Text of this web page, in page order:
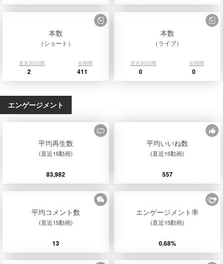
本数
（ショート）
直近30日間 全期間
2 411
本数
（ライブ）
直近30日間 全期間
0 0
エンゲージメント
平均再生数
(直近15動画)
83,982
平均いいね数
(直近15動画)
557
平均コメント数
(直近15動画)
13
エンゲージメント率
(直近15動画)
0.68%